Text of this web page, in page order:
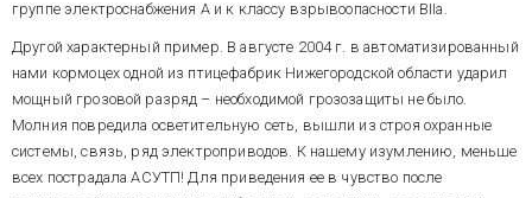
выполняет функцию
регуляторам расхода воды.
Оператор-технолог задает
компьютеру требуемую
влажность после 1-го этапа и
приращение влажности (т.е.
коэффициент соотношения) для
остальных этапов. Обрабатывая
полуавтоматическая
калибровка измерительных
каналов, диагностика
элементов системы,
встроенная поддержка
технолога и наладчика. Рабочая
программа написана в
TRACE MODE 5 (релиз 14),
АСУТП увлажнения зерна
ПТК системы (рис. 3) построен
на модулях серии I-7000 и
промышленном компьютере с
процессорным модулем
группе электроснабжения А и к классу взрывоопасности ВIIа.
Другой характерный пример. В августе 2004 г. в автоматизированный
нами кормоцех одной из птицефабрик Нижегородской области ударил
мощный грозовой разряд – необходимой грозозащиты не было.
Молния повредила осветительную сеть, вышли из строя охранные
системы, связь, ряд электроприводов. К нашему изумлению, меньше
всех пострадала АСУТП! Для приведения ее в чувство после